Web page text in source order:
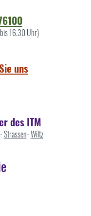
16.30 Uhr)
uns
des ITM
Strassen-Wiltz